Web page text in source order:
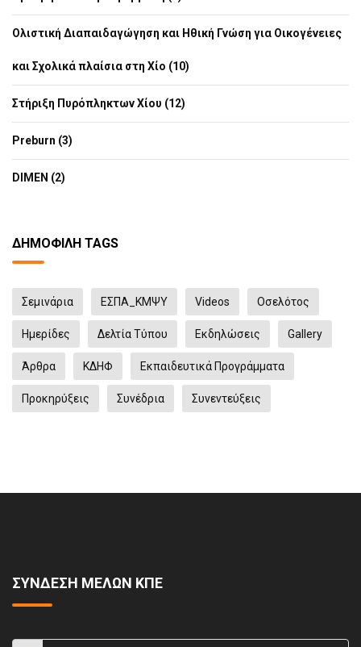
Ολιστική Διαπαιδαγώγηση και Ηθική Γνώση για Οικογένειες
και Σχολικά πλαίσια στη Χίο (10)
Στήριξη Πυρόπληκτων Χίου (12)
Preburn (3)
DIMEN (2)
ΔΗΜΟΦΙΛΉ TAGS
Σεμινάρια ΕΣΠΑ_ΚΜΨΥ Videos Οσελότος
Ημερίδες Δελτία Τύπου Eκδηλώσεις Gallery
Άρθρα ΚΔΗΦ Εκπαιδευτικά Προγράμματα
Προκηρύξεις Συνέδρια Συνεντεύξεις
ΣΥΝΔΕΣΗ ΜΕΛΩΝ ΚΠΕ